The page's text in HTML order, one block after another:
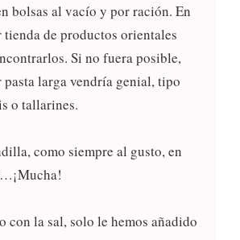
bolsas al vacío y por ración. En
de productos orientales
Si no fuera posible,
larga vendría genial, tipo
o tallarines.
como siempre al gusto, en
con la sal, solo le hemos añadido